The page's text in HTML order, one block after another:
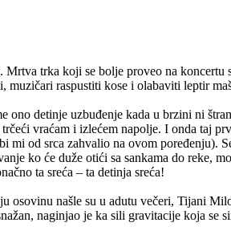
trka koji se bolje proveo na koncertu
muzičari raspustiti kose i olabaviti leptir
detinje uzbuđenje kada u brzini ni
vraćam i izlećem napolje. I onda taj
mi od srca zahvalio na ovom poređenju).
ko će duže otići sa sankama do reke,
ta sreća – ta detinja sreća!
našle su u adutu večeri, Tijani
naginjao je ka sili gravitacije koja